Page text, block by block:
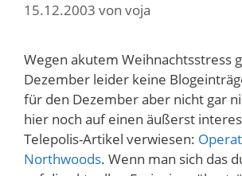
15.12.2003 von voja
Wegen akutem Weihnachtsstress
Dezember leider keine
für den Dezember aber nicht gar
hier noch auf einen äußerst
Telepolis-Artikel verwiesen:
Northwoods. Wenn man sich das